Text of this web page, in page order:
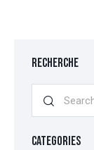
RECHERCHE
CATEGORIES